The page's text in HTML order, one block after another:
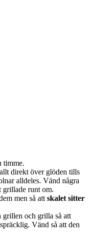
timme.
direkt över glöden tills
alldeles. Vänd några
grillade runt om.
men så att skalet sitter
grillen och grilla så att
Vänd så att den